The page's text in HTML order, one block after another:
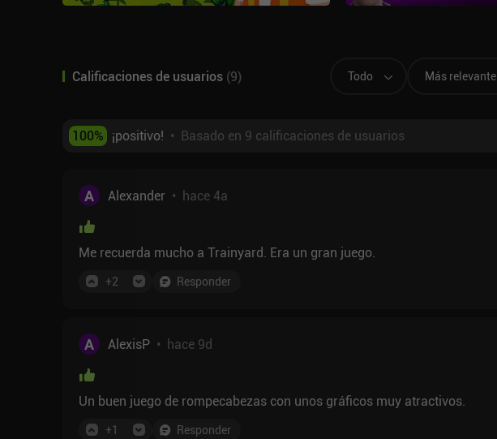
Calificaciones de usuarios (9) Todo Más relevante
100% ¡positivo! • Basado en 9 calificaciones de usuarios
A Alexander • hace 4a
Me recuerda mucho a Trainyard. Era un gran juego.
+2 Responder
A AlexisP• hace 9d
Un buen juego de rompecabezas con unos gráficos muy atractivos.
+1 Responder